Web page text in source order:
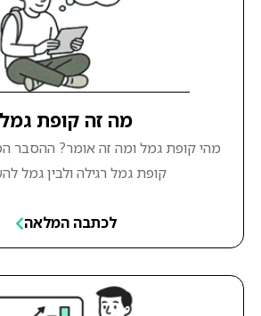
מה זה קופת גמל
מהי קופת גמל ומה זה אומר? ההסבר
קופת גמל רגילה ולבין גמל
לכתבה המלאה